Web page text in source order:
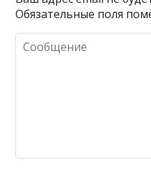
Обязательные поля